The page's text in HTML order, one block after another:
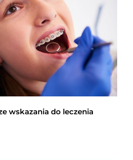
wskazania do leczenia